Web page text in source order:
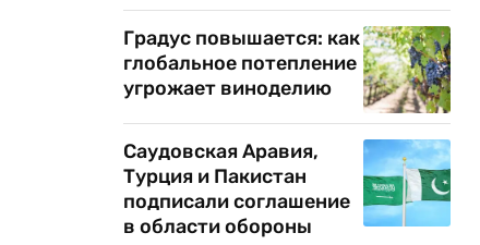
Градус повышается: как
глобальное потепление
угрожает виноделию
Саудовская Аравия,
Турция и Пакистан
подписали соглашение
в области обороны